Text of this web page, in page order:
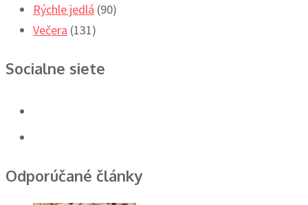
Rýchle jedlá (90)
Večera (131)
Socialne siete
Odporúčané články